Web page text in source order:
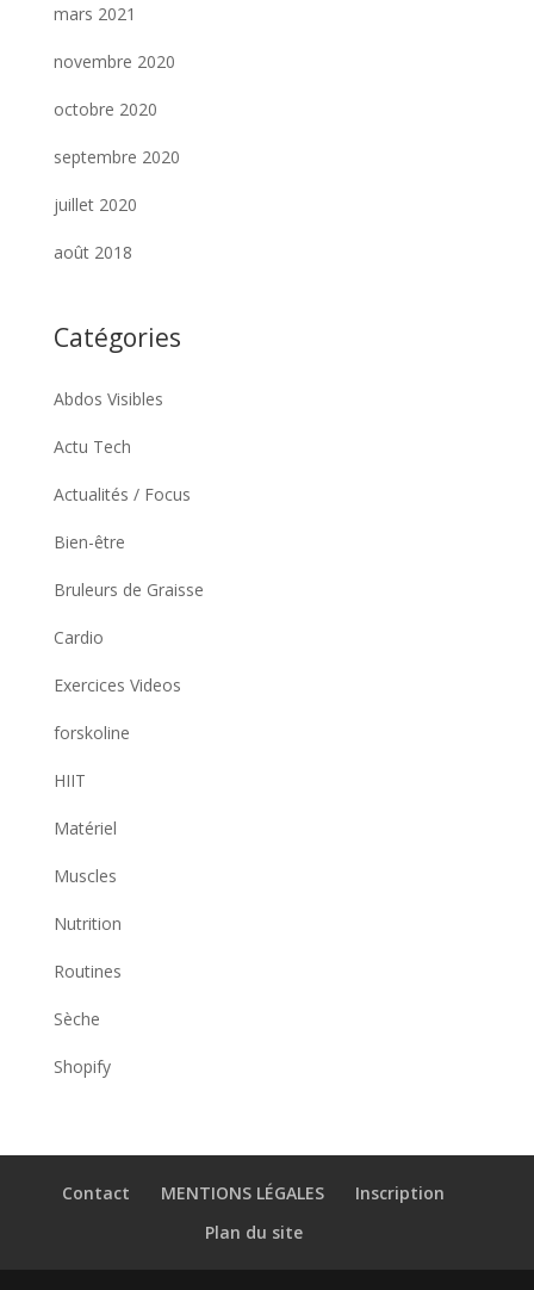
mars 2021
novembre 2020
octobre 2020
septembre 2020
juillet 2020
août 2018
Catégories
Abdos Visibles
Actu Tech
Actualités / Focus
Bien-être
Bruleurs de Graisse
Cardio
Exercices Videos
forskoline
HIIT
Matériel
Muscles
Nutrition
Routines
Sèche
Shopify
Contact MENTIONS LÉGALES
Inscription
Plan du site